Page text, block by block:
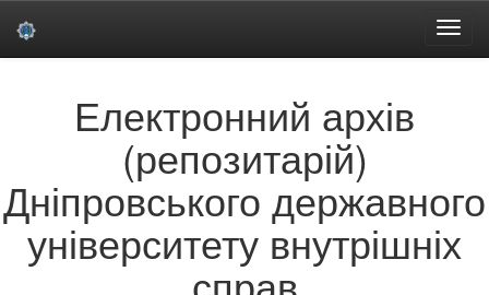
Електронний архів
(репозитарій)
Дніпровського державного
університету внутрішніх